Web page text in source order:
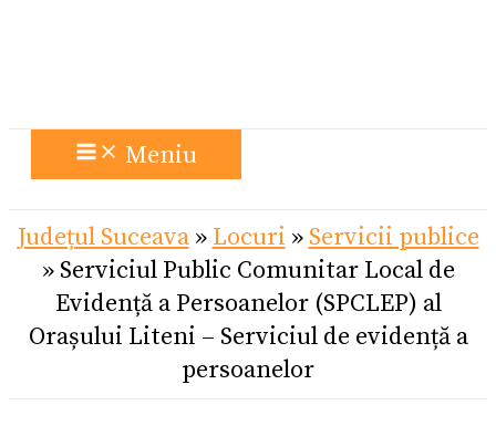
Meniu
Județul Suceava» Locuri » Servicii publice
» Serviciul Public Comunitar Local de
Evidență a Persoanelor (SPCLEP) al
Orașului Liteni – Serviciul de evidență a
persoanelor